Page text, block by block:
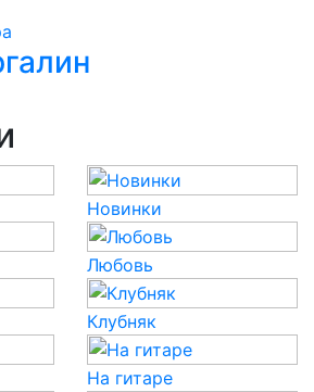
Новинки
Любовь
Клубняк
На гитаре